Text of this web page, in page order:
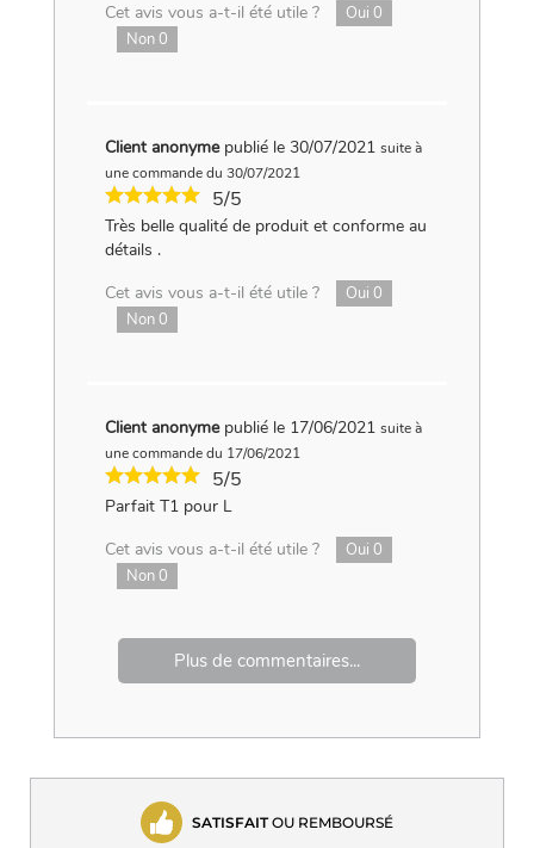
Cet avis vous a-t-il été utile ?
Oui 0
Non0
Client anonyme publié le 30/07/2021 suite à
une commande du 30/07/2021
5/5
Très belle qualité de produit et conforme au
détails .
Cet avis vous a-t-il été utile ?
Oui 0
Non0
Client anonyme publié le 17/06/2021 suite à
une commande du 17/06/2021
5/5
Parfait T1 pour L
Cet avis vous a-t-il été utile ?
Oui 0
Non0
Plus de commentaires...
SATISFAITOU REMBOURSÉ